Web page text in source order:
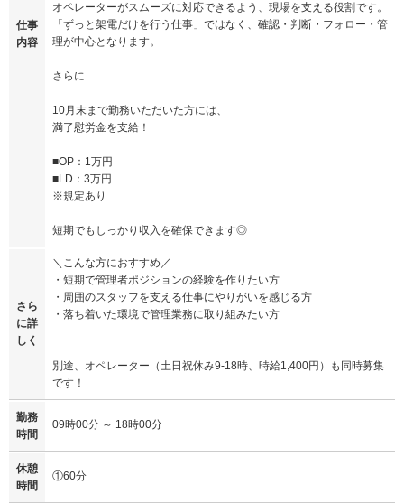
仕事
内容
オペレーターがスムーズに対応できるよう、現場を支える役割です。
「ずっと架電だけを行う仕事」ではなく、確認・判断・フォロー・管
理が中心となります。
さらに…
10月末まで勤務いただいた方には、
満了慰労金を支給！
■OP：1万円
■LD：3万円
※規定あり
短期でもしっかり収入を確保できます◎
さら
に詳
しく
＼こんな方におすすめ／
・短期で管理者ポジションの経験を作りたい方
・周囲のスタッフを支える仕事にやりがいを感じる方
・落ち着いた環境で管理業務に取り組みたい方
別途、オペレーター（土日祝休み9-18時、時給1,400円）も同時募集
です！
勤務
時間
09時00分 ～ 18時00分
休憩
時間
①60分